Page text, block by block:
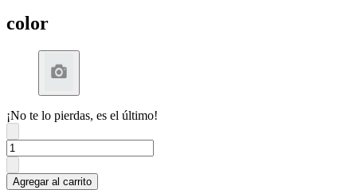
color
¡No te lo pierdas, es el último!
Agregar al carrito